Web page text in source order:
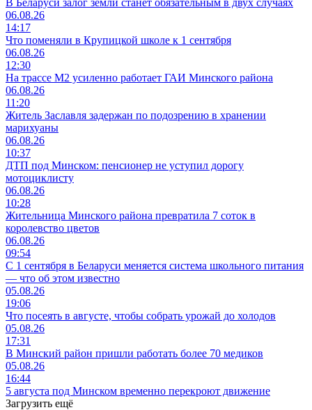
06.08.26
14:17
Что поменяли в Крупицкой школе к 1 сентября
06.08.26
12:30
На трассе М2 усиленно работает ГАИ Минского района
06.08.26
11:20
Житель Заславля задержан по подозрению в хранении
марихуаны
06.08.26
10:37
ДТП под Минском: пенсионер не уступил дорогу
мотоциклисту
06.08.26
10:28
Жительница Минского района превратила 7 соток в
королевство цветов
06.08.26
09:54
С 1 сентября в Беларуси меняется система школьного питания
— что об этом известно
05.08.26
19:06
Что посеять в августе, чтобы собрать урожай до холодов
05.08.26
17:31
В Минский район пришли работать более 70 медиков
05.08.26
16:44
5 августа под Минском временно перекроют движение
Загрузить ещё